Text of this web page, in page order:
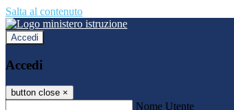
Salta al contenuto
Accedi
Accedi
button close ×
Nome Utente